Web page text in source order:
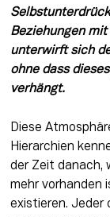
Beziehungen
unterwirft sich
ohne dass
verhängt.
Diese
Hierarchien
der Zeit danach,
mehr vorhanden
existieren. Jeder